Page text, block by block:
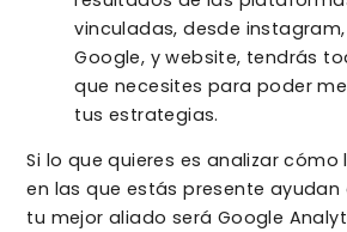
vinculadas, desde
Google, y website, tendrás
que necesites para poder
tus estrategias.
Si lo que quieres es analizar cómo
en las que estás presente
tu mejor aliado será Google